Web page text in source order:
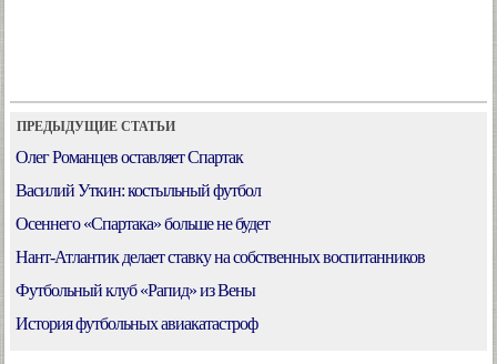
ПРЕДЫДУЩИЕ СТАТЬИ
Олег Романцев оставляет Спартак
Василий Уткин: костыльный футбол
Осеннего «Спартака» больше не будет
Нант-Атлантик делает ставку на собственных воспитанников
Футбольный клуб «Рапид» из Вены
История футбольных авиакатастроф